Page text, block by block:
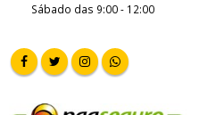
Sábado das 9:00 - 12:00